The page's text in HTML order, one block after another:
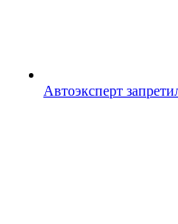
Автоэксперт